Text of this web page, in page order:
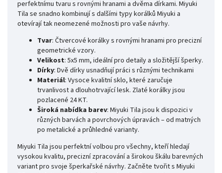
perfektnímu tvaru s rovnými hranami a dvěma dírkami. Miyuki
Tila se snadno kombinují s dalšími typy korálků Miyuki a
otevírají tak neomezené možnosti pro vaše návrhy.
Tvar: Čtvercové korálky s rovnými hranami pro precizní
geometrické vzory.
Velikost: 5x5 mm, ideální pro detaily a složitější šperky.
Dírky: Dvě dírky usnadňují práci s různými technikami
Materiál: Vysoce kvalitní sklo, které zaručuje
trvanlivost a dlouhotrvající lesk. Zlaté korálky jsou
pozlacené 24 KT.
Široká nabídka barev: Miyuki Tila jsou k dispozici v
různých barvách a povrchových úpravách – od matných
po metalické a průhledné varianty.
Miyuki Tila jsou perfektní volbou pro všechny, kteří hledají
vysokou kvalitu, precizní zpracování a širokou škálu barevných
variant pro svoje šperkařské návrhy. Začněte tvořit s Miyuki